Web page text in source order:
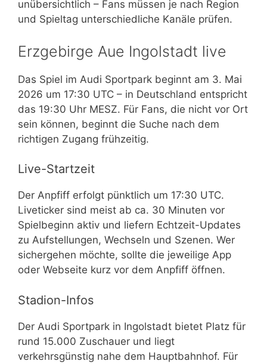
unübersichtlich – Fans müssen je nach Region
und Spieltag unterschiedliche Kanäle prüfen.
Erzgebirge Aue Ingolstadt live
Das Spiel im Audi Sportpark beginnt am 3. Mai
2026 um 17:30 UTC – in Deutschland entspricht
das 19:30 Uhr MESZ. Für Fans, die nicht vor Ort
sein können, beginnt die Suche nach dem
richtigen Zugang frühzeitig.
Live-Startzeit
Der Anpfiff erfolgt pünktlich um 17:30 UTC.
Liveticker sind meist ab ca. 30 Minuten vor
Spielbeginn aktiv und liefern Echtzeit-Updates
zu Aufstellungen, Wechseln und Szenen. Wer
sichergehen möchte, sollte die jeweilige App
oder Webseite kurz vor dem Anpfiff öffnen.
Stadion-Infos
Der Audi Sportpark in Ingolstadt bietet Platz für
rund 15.000 Zuschauer und liegt
verkehrsgünstig nahe dem Hauptbahnhof. Für